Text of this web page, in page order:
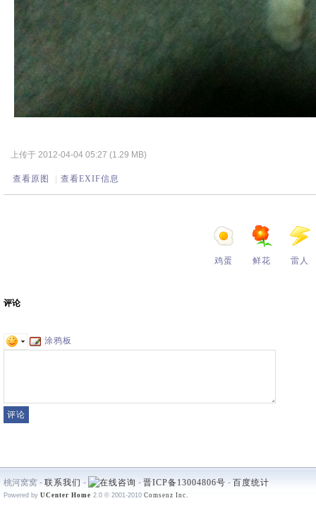
上传于 2012-04-04 05:27 (1.29 MB)
查看原图 | 查看EXIF信息
鸡蛋 鲜花 雷人
评论
涂鸦板
桃河窝窝 - 联系我们 - - 晋ICP备13004806号 - 百度统计
Powered by UCenter Home 2.0 © 2001-2010 Comsenz Inc.